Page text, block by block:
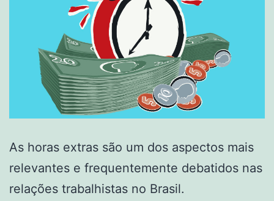
As horas extras são um dos aspectos mais
relevantes e frequentemente debatidos nas
relações trabalhistas no Brasil.